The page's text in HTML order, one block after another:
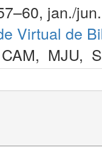
jan./
Virtual de
CAM, MJU,